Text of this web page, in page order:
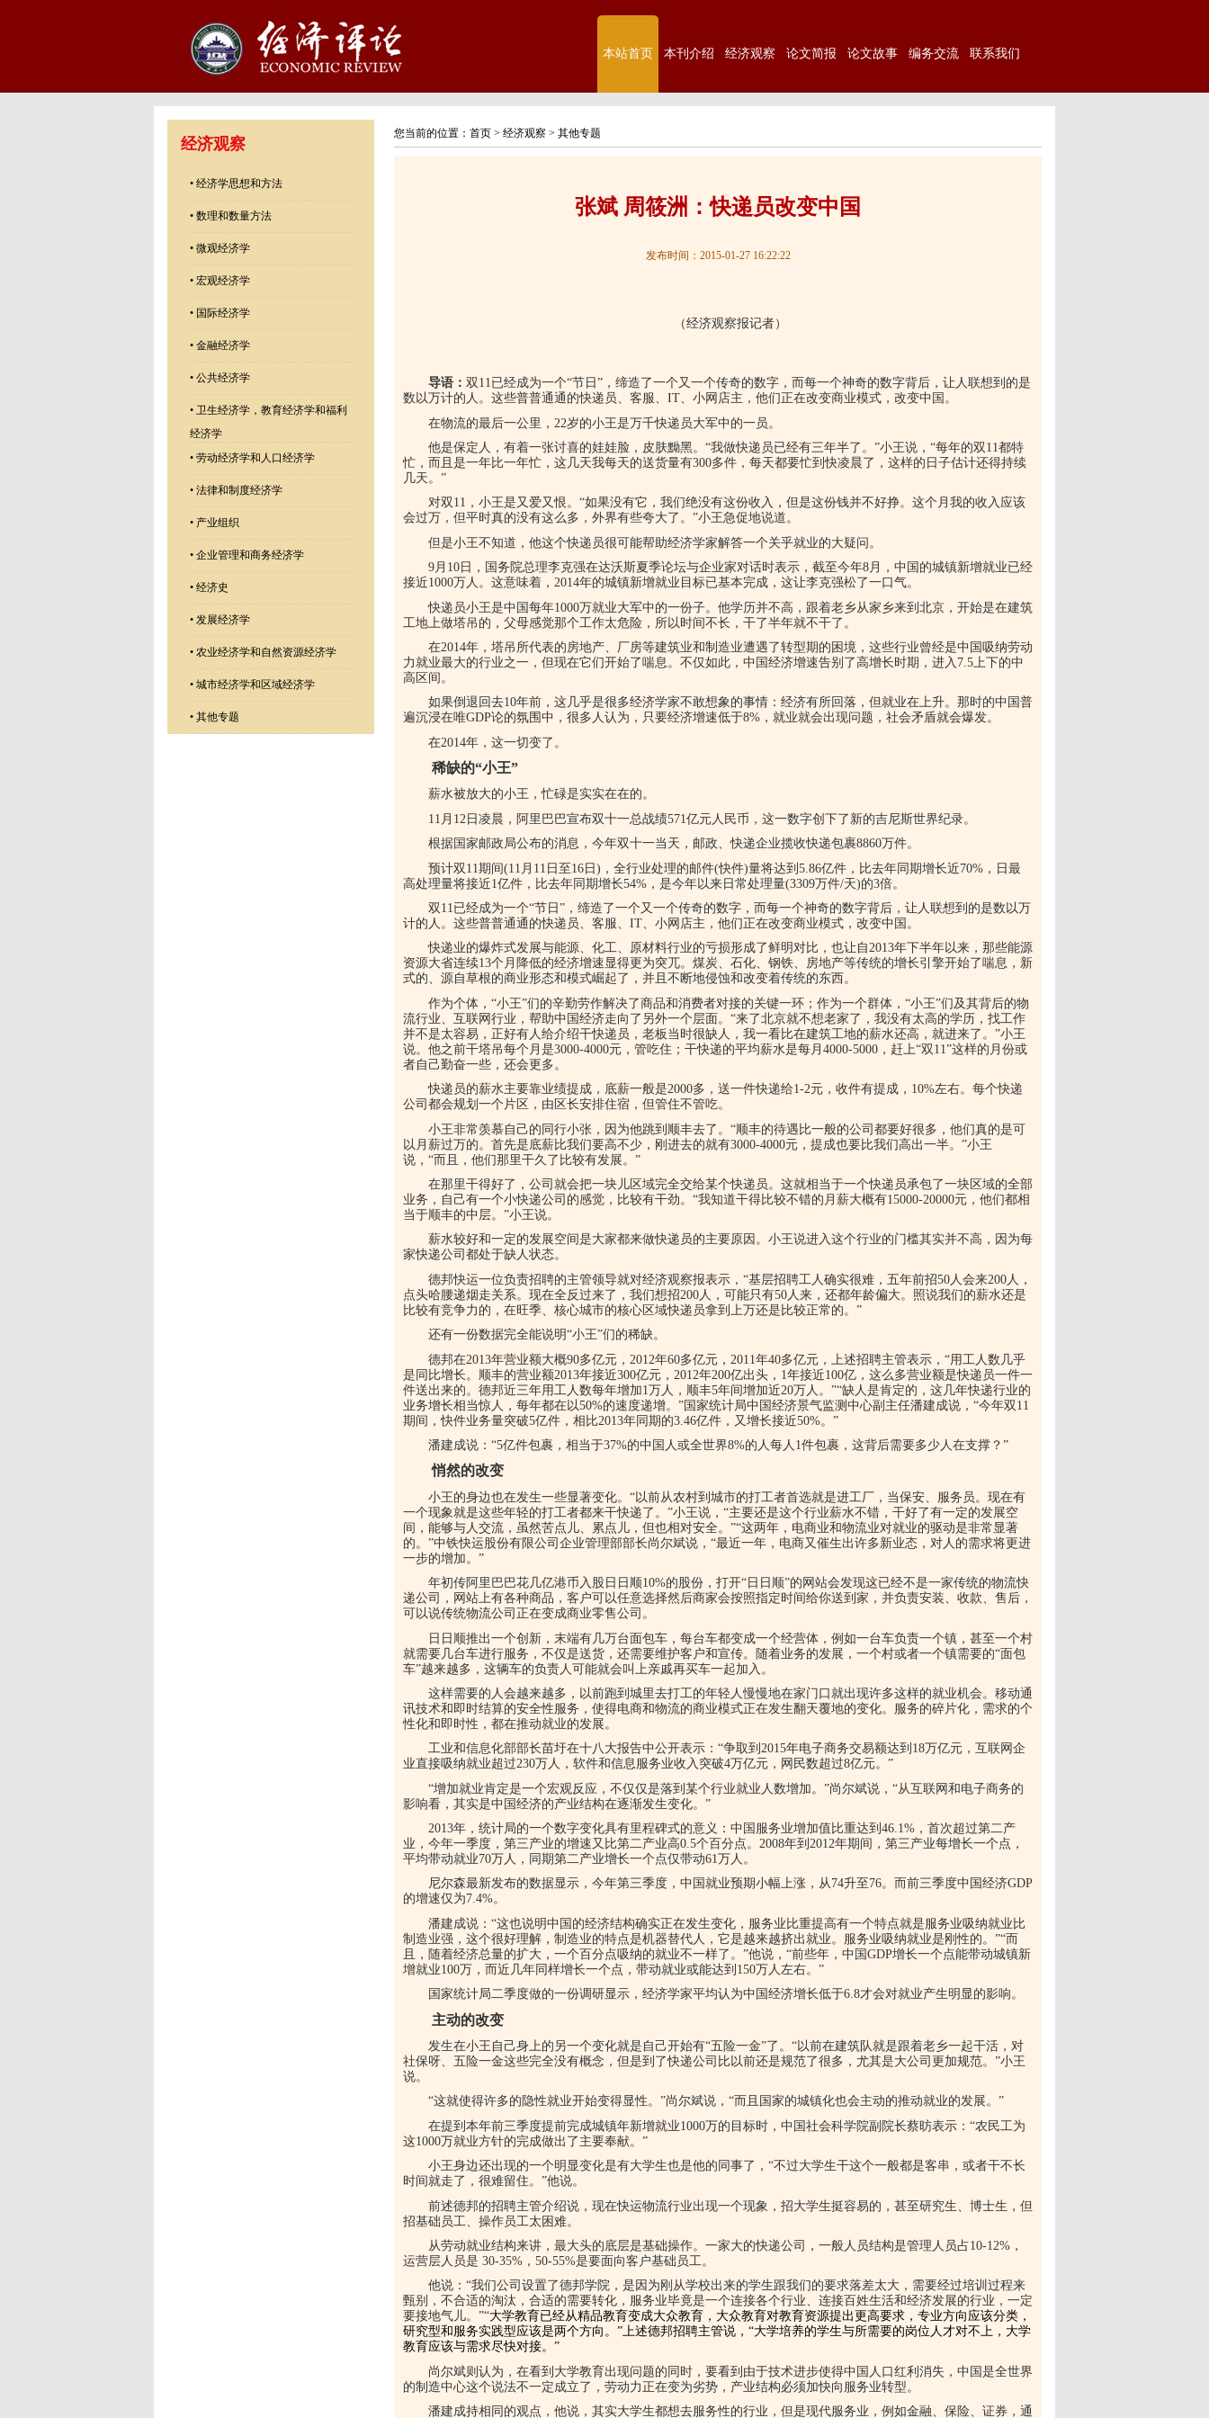
本站首页 本刊介绍 经济观察 论文简报 论文故事 编务交流 联系我们
经济观察
• 经济学思想和方法
• 数理和数量方法
• 微观经济学
• 宏观经济学
• 国际经济学
• 金融经济学
• 公共经济学
• 卫生经济学，教育经济学和福利
经济学
• 劳动经济学和人口经济学
• 法律和制度经济学
• 产业组织
• 企业管理和商务经济学
• 经济史
• 发展经济学
• 农业经济学和自然资源经济学
• 城市经济学和区域经济学
• 其他专题
您当前的位置： 首页 > 经济观察 > 其他专题
张斌 周筱洲：快递员改变中国
发布时间：2015-01-27 16:22:22
（经济观察报记者）
导语： 双 11已经成为一个“节日”，缔造了一个又一个传奇的数字，而每一个神奇的数字背后，让人联想到的是
数以万计的人。这些普普通通的快递员、客服、 IT、小网店主，他们正在改变商业模式，改变中国。
在物流的最后一公里，22岁的小王是万千快递员大军中的一员。
他是保定人，有着一张讨喜的娃娃脸，皮肤黝黑。“我做快递员已经有三年半了。”小王说，“每年的双11都特
忙，而且是一年比一年忙，这几天我每天的送货量有300多件，每天都要忙到快凌晨了，这样的日子估计还得持续
几天。”
对双11，小王是又爱又恨。“如果没有它，我们绝没有这份收入，但是这份钱并不好挣。这个月我的收入应该
会过万，但平时真的没有这么多，外界有些夸大了。”小王急促地说道。
但是小王不知道，他这个快递员很可能帮助经济学家解答一个关乎就业的大疑问。
9月10日，国务院总理李克强在达沃斯夏季论坛与企业家对话时表示，截至今年8月，中国的城镇新增就业已经
接近1000万人。这意味着，2014年的城镇新增就业目标已基本完成，这让李克强松了一口气。
快递员小王是中国每年1000万就业大军中的一份子。他学历并不高，跟着老乡从家乡来到北京，开始是在建筑
工地上做塔吊的，父母感觉那个工作太危险，所以时间不长，干了半年就不干了。
在2014年，塔吊所代表的房地产、厂房等建筑业和制造业遭遇了转型期的困境，这些行业曾经是中国吸纳劳动
力就业最大的行业之一，但现在它们开始了喘息。不仅如此，中国经济增速告别了高增长时期，进入7.5上下的中
高区间。
如果倒退回去10年前，这几乎是很多经济学家不敢想象的事情：经济有所回落，但就业在上升。那时的中国普
遍沉浸在唯GDP论的氛围中，很多人认为，只要经济增速低于8%，就业就会出现问题，社会矛盾就会爆发。
在2014年，这一切变了。
稀缺的“小王”
薪水被放大的小王，忙碌是实实在在的。
11月12日凌晨，阿里巴巴宣布双十一总战绩571亿元人民币，这一数字创下了新的吉尼斯世界纪录。
根据国家邮政局公布的消息，今年双十一当天，邮政、快递企业揽收快递包裹8860万件。
预计双11期间(11月11日至16日)，全行业处理的邮件(快件)量将达到5.86亿件，比去年同期增长近70%，日最
高处理量将接近1亿件，比去年同期增长54%，是今年以来日常处理量(3309万件/天)的3倍。
双11已经成为一个“节日”，缔造了一个又一个传奇的数字，而每一个神奇的数字背后，让人联想到的是数以万
计的人。这些普普通通的快递员、客服、IT、小网店主，他们正在改变商业模式，改变中国。
快递业的爆炸式发展与能源、化工、原材料行业的亏损形成了鲜明对比，也让自2013年下半年以来，那些能源
资源大省连续13个月降低的经济增速显得更为突兀。煤炭、石化、钢铁、房地产等传统的增长引擎开始了喘息，新
式的、源自草根的商业形态和模式崛起了，并且不断地侵蚀和改变着传统的东西。
作为个体，“小王”们的辛勤劳作解决了商品和消费者对接的关键一环；作为一个群体，“小王”们及其背后的物
流行业、互联网行业，帮助中国经济走向了另外一个层面。“来了北京就不想老家了，我没有太高的学历，找工作
并不是太容易，正好有人给介绍干快递员，老板当时很缺人，我一看比在建筑工地的薪水还高，就进来了。”小王
说。他之前干塔吊每个月是3000-4000元，管吃住；干快递的平均薪水是每月4000-5000，赶上“双11”这样的月份或
者自己勤奋一些，还会更多。
快递员的薪水主要靠业绩提成，底薪一般是2000多，送一件快递给1-2元，收件有提成，10%左右。每个快递
公司都会规划一个片区，由区长安排住宿，但管住不管吃。
小王非常羡慕自己的同行小张，因为他跳到顺丰去了。“顺丰的待遇比一般的公司都要好很多，他们真的是可
以月薪过万的。首先是底薪比我们要高不少，刚进去的就有3000-4000元，提成也要比我们高出一半。”小王
说，“而且，他们那里干久了比较有发展。”
在那里干得好了，公司就会把一块儿区域完全交给某个快递员。这就相当于一个快递员承包了一块区域的全部
业务，自己有一个小快递公司的感觉，比较有干劲。“我知道干得比较不错的月薪大概有15000-20000元，他们都相
当于顺丰的中层。”小王说。
薪水较好和一定的发展空间是大家都来做快递员的主要原因。小王说进入这个行业的门槛其实并不高，因为每
家快递公司都处于缺人状态。
德邦快运一位负责招聘的主管领导就对经济观察报表示，“基层招聘工人确实很难，五年前招50人会来200人，
点头哈腰递烟走关系。现在全反过来了，我们想招200人，可能只有50人来，还都年龄偏大。照说我们的薪水还是
比较有竞争力的，在旺季、核心城市的核心区域快递员拿到上万还是比较正常的。”
还有一份数据完全能说明“小王”们的稀缺。
德邦在2013年营业额大概90多亿元，2012年60多亿元，2011年40多亿元，上述招聘主管表示，“用工人数几乎
是同比增长。顺丰的营业额2013年接近300亿元，2012年200亿出头，1年接近100亿，这么多营业额是快递员一件一
件送出来的。德邦近三年用工人数每年增加1万人，顺丰5年间增加近20万人。”“缺人是肯定的，这几年快递行业的
业务增长相当惊人，每年都在以50%的速度递增。”国家统计局中国经济景气监测中心副主任潘建成说，“今年双11
期间，快件业务量突破5亿件，相比2013年同期的3.46亿件，又增长接近50%。”
潘建成说：“5亿件包裹，相当于37%的中国人或全世界8%的人每人1件包裹，这背后需要多少人在支撑？”
悄然的改变
小王的身边也在发生一些显著变化。“以前从农村到城市的打工者首选就是进工厂，当保安、服务员。现在有
一个现象就是这些年轻的打工者都来干快递了。”小王说，“主要还是这个行业薪水不错，干好了有一定的发展空
间，能够与人交流，虽然苦点儿、累点儿，但也相对安全。”“这两年，电商业和物流业对就业的驱动是非常显著
的。”中铁快运股份有限公司企业管理部部长尚尔斌说，“最近一年，电商又催生出许多新业态，对人的需求将更进
一步的增加。”
年初传阿里巴巴花几亿港币入股日日顺10%的股份，打开“日日顺”的网站会发现这已经不是一家传统的物流快
递公司，网站上有各种商品，客户可以任意选择然后商家会按照指定时间给你送到家，并负责安装、收款、售后，
可以说传统物流公司正在变成商业零售公司。
日日顺推出一个创新，末端有几万台面包车，每台车都变成一个经营体，例如一台车负责一个镇，甚至一个村
就需要几台车进行服务，不仅是送货，还需要维护客户和宣传。随着业务的发展，一个村或者一个镇需要的“面包
车”越来越多，这辆车的负责人可能就会叫上亲戚再买车一起加入。
这样需要的人会越来越多，以前跑到城里去打工的年轻人慢慢地在家门口就出现许多这样的就业机会。移动通
讯技术和即时结算的安全性服务，使得电商和物流的商业模式正在发生翻天覆地的变化。服务的碎片化，需求的个
性化和即时性，都在推动就业的发展。
工业和信息化部部长苗圩在十八大报告中公开表示：“争取到2015年电子商务交易额达到18万亿元，互联网企
业直接吸纳就业超过230万人，软件和信息服务业收入突破4万亿元，网民数超过8亿元。”
“增加就业肯定是一个宏观反应，不仅仅是落到某个行业就业人数增加。”尚尔斌说，“从互联网和电子商务的
影响看，其实是中国经济的产业结构在逐渐发生变化。”
2013年，统计局的一个数字变化具有里程碑式的意义：中国服务业增加值比重达到46.1%，首次超过第二产
业，今年一季度，第三产业的增速又比第二产业高0.5个百分点。2008年到2012年期间，第三产业每增长一个点，
平均带动就业70万人，同期第二产业增长一个点仅带动61万人。
尼尔森最新发布的数据显示，今年第三季度，中国就业预期小幅上涨，从74升至76。而前三季度中国经济GDP
的增速仅为7.4%。
潘建成说：“这也说明中国的经济结构确实正在发生变化，服务业比重提高有一个特点就是服务业吸纳就业比
制造业强，这个很好理解，制造业的特点是机器替代人，它是越来越挤出就业。服务业吸纳就业是刚性的。”“而
且，随着经济总量的扩大，一个百分点吸纳的就业不一样了。”他说，“前些年，中国GDP增长一个点能带动城镇新
增就业100万，而近几年同样增长一个点，带动就业或能达到150万人左右。”
国家统计局二季度做的一份调研显示，经济学家平均认为中国经济增长低于6.8才会对就业产生明显的影响。
主动的改变
发生在小王自己身上的另一个变化就是自己开始有“五险一金”了。“以前在建筑队就是跟着老乡一起干活，对
社保呀、五险一金这些完全没有概念，但是到了快递公司比以前还是规范了很多，尤其是大公司更加规范。”小王
说。
“这就使得许多的隐性就业开始变得显性。”尚尔斌说，“而且国家的城镇化也会主动的推动就业的发展。”
在提到本年前三季度提前完成城镇年新增就业1000万的目标时，中国社会科学院副院长蔡昉表示：“农民工为
这1000万就业方针的完成做出了主要奉献。”
小王身边还出现的一个明显变化是有大学生也是他的同事了，“不过大学生干这个一般都是客串，或者干不长
时间就走了，很难留住。”他说。
前述德邦的招聘主管介绍说，现在快运物流行业出现一个现象，招大学生挺容易的，甚至研究生、博士生，但
招基础员工、操作员工太困难。
从劳动就业结构来讲，最大头的底层是基础操作。一家大的快递公司，一般人员结构是管理人员占10-12%，
运营层人员是 30-35%，50-55%是要面向客户基础员工。
他说：“我们公司设置了德邦学院，是因为刚从学校出来的学生跟我们的要求落差太大，需要经过培训过程来
甄别，不合适的淘汰，合适的需要转化，服务业毕竟是一个连接各个行业、连接百姓生活和经济发展的行业，一定
要接地气儿。”“大学教育已经从精品教育变成大众教育，大众教育对教育资源提出更高要求，专业方向应该分类，
研究型和服务实践型应该是两个方向。”上述德邦招聘主管说，“大学培养的学生与所需要的岗位人才对不上，大学
教育应该与需求尽快对接。”
尚尔斌则认为，在看到大学教育出现问题的同时，要看到由于技术进步使得中国人口红利消失，中国是全世界
的制造中心这个说法不一定成立了，劳动力正在变为劣势，产业结构必须加快向服务业转型。
潘建成持相同的观点，他说，其实大学生都想去服务性的行业，但是现代服务业，例如金融、保险、证券，通